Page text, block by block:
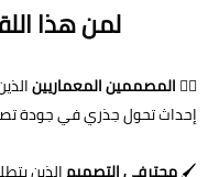
لمن هذا
👷‍♂️المصممين المعماريين
إحداث تحول جذري في جودة